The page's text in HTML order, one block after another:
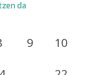
da
9 10